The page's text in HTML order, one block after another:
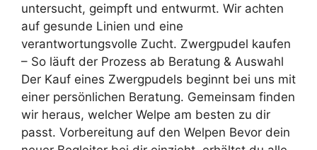
untersucht, geimpft und entwurmt. Wir achten
auf gesunde Linien und eine
verantwortungsvolle Zucht. Zwergpudel kaufen
– So läuft der Prozess ab Beratung & Auswahl
Der Kauf eines Zwergpudels beginnt bei uns mit
einer persönlichen Beratung. Gemeinsam finden
wir heraus, welcher Welpe am besten zu dir
passt. Vorbereitung auf den Welpen Bevor dein